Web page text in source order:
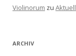
Violinorum zu
ARCHIV